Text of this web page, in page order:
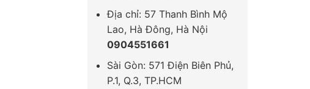
Địa chỉ: 57 Thanh Bình Mộ
Lao, Hà Đông, Hà Nội
0904551661
Sài Gòn: 571 Điện Biên Phủ,
P.1, Q.3, TP.HCM